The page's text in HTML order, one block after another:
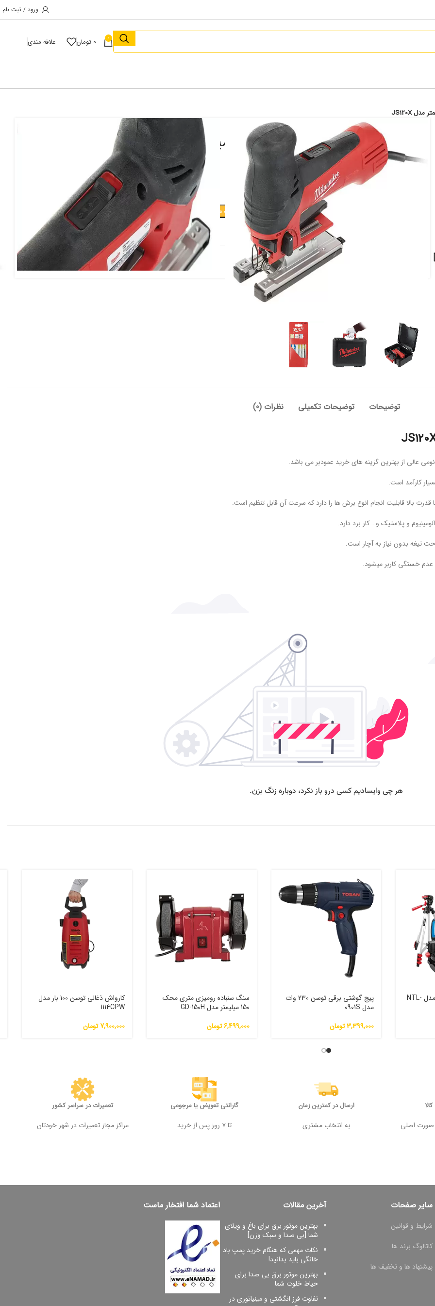
ورود / ثبت نام
0
0 تومان علاقه مندی
اره عمودبر برقی میلواکی 120 میلیمتر مدل JS120X
35,819,000 تومان
افزودن به سبد خرید
برقی و شارژی
توضیحات توضیحات تکمیلی نظرات (0)
کارآمد است.
و پلاستیک و… کار برد دارد.
تیغه بدون نیاز به آچار است.
عدم خستگی کاربر میشود.
مجموعه تراز لیزری نووا مدل NTL-
پیچ گوشتی برقی توسن 230 وات
مدل 0901S
3,399,000تومان
سنگ سنباده رومیزی متری محک
150 میلیمتر مدل GD-150H
6,499,000تومان
کارواش ذغالی توسن 100 بار مدل
1114CPW
7,900,000 تومان
وجه در صورت اصلی
ارسال در کمترین زمان
به انتخاب مشتری
گارانتی تعویض یا مرجوعی
تا ۷ روز پس از خرید
تعمیرات در سراسر کشور
مراکز مجاز تعمیرات در شهر خودتان
سایر صفحات
شرایط و قوانین
کاتالوگ برند ها
پیشنهاد ها و تخفیف ها
آخرین مقالات
بهترین موتور برق برای باغ و ویلای
شما [بی صدا و سبک وزن]
نکات مهمی که هنگام خرید پمپ باد
خانگی باید بدانید!
بهترین موتور برق بی صدا برای
حیاط خلوت شما
تفاوت فرز انگشتی و مینیاتوری در
اعتماد شما افتخار ماست